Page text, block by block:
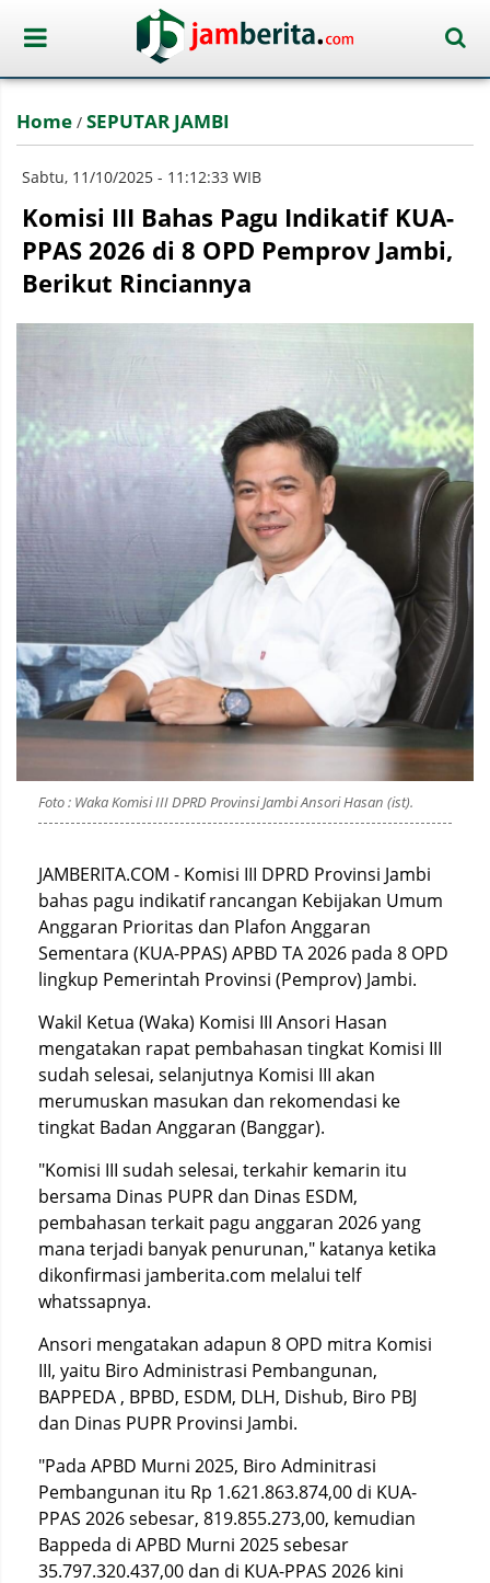
Home / SEPUTAR JAMBI
Sabtu, 11/10/2025 - 11:12:33 WIB
Komisi III Bahas Pagu Indikatif KUA-
PPAS 2026 di 8 OPD Pemprov Jambi,
Berikut Rinciannya
Foto : Waka Komisi III DPRD Provinsi Jambi Ansori Hasan (ist).
JAMBERITA.COM - Komisi III DPRD Provinsi Jambi
bahas pagu indikatif rancangan Kebijakan Umum
Anggaran Prioritas dan Plafon Anggaran
Sementara (KUA-PPAS) APBD TA 2026 pada 8 OPD
lingkup Pemerintah Provinsi (Pemprov) Jambi.
Wakil Ketua (Waka) Komisi III Ansori Hasan
mengatakan rapat pembahasan tingkat Komisi III
sudah selesai, selanjutnya Komisi III akan
merumuskan masukan dan rekomendasi ke
tingkat Badan Anggaran (Banggar).
"Komisi III sudah selesai, terkahir kemarin itu
bersama Dinas PUPR dan Dinas ESDM,
pembahasan terkait pagu anggaran 2026 yang
mana terjadi banyak penurunan," katanya ketika
dikonfirmasi jamberita.com melalui telf
whatssapnya.
Ansori mengatakan adapun 8 OPD mitra Komisi
III, yaitu Biro Administrasi Pembangunan,
BAPPEDA , BPBD, ESDM, DLH, Dishub, Biro PBJ
dan Dinas PUPR Provinsi Jambi.
"Pada APBD Murni 2025, Biro Adminitrasi
Pembangunan itu Rp 1.621.863.874,00 di KUA-
PPAS 2026 sebesar, 819.855.273,00, kemudian
Bappeda di APBD Murni 2025 sebesar
35.797.320.437,00 dan di KUA-PPAS 2026 kini